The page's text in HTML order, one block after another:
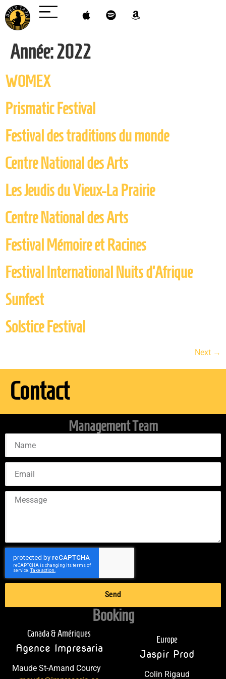
Année:2022
WOMEX
Prismatic Festival
Festival des traditions du monde
Centre National des Arts
Les Jeudis du Vieux-La Prairie
Centre National des Arts
Festival Mémoire et Racines
Festival International Nuits d’Afrique
Sunfest
Solstice Festival
Next →
Contact
Management Team
Send
Booking
Canada & Amériques
Agence Impresaria
Maude St-Amand Courcy
Europe
Jaspir Prod
Colin Rigaud